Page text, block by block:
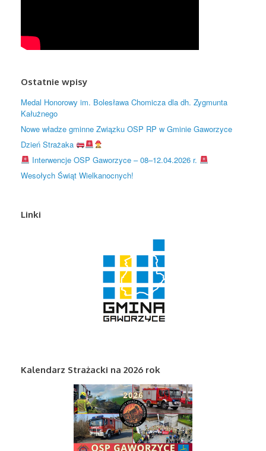
Ostatnie wpisy
Medal Honorowy im. Bolesława Chomicza dla dh. Zygmunta
Kałużnego
Nowe władze gminne Związku OSP RP w Gminie Gaworzyce
Dzień Strażaka
Interwencje OSP Gaworzyce – 08–12.04.2026 r.
Wesołych Świąt Wielkanocnych!
Linki
Kalendarz Strażacki na 2026 rok